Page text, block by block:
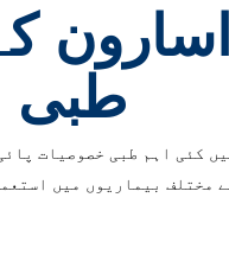
اسارون
طبی
کئی اہم طبی خصوصیات
مختلف بیماریوں میں